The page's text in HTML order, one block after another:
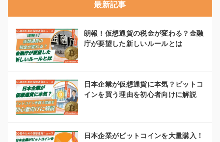
最新記事
朗報！仮想通貨の税金が変わる？金融
庁が要望した新しいルールとは
日本企業が仮想通貨に本気？ビットコ
インを買う理由を初心者向けに解説
日本企業がビットコインを大量購入！